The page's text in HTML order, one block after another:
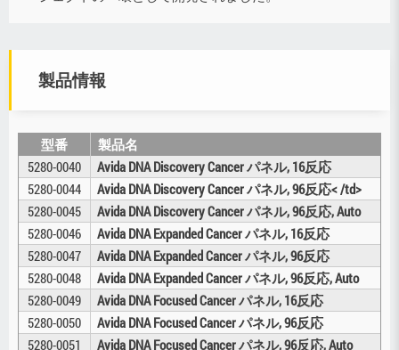
製品情報
型番
製品名
5280-0040
Avida DNA Discovery Cancer パネル, 16反応
5280-0044
Avida DNA Discovery Cancer パネル, 96反応< /td>
5280-0045
Avida DNA Discovery Cancer パネル, 96反応, Auto
5280-0046
Avida DNA Expanded Cancer パネル, 16反応
5280-0047
Avida DNA Expanded Cancer パネル, 96反応
5280-0048
Avida DNA Expanded Cancer パネル, 96反応, Auto
5280-0049
Avida DNA Focused Cancer パネル, 16反応
5280-0050
Avida DNA Focused Cancer パネル, 96反応
5280-0051
Avida DNA Focused Cancer パネル, 96反応, Auto